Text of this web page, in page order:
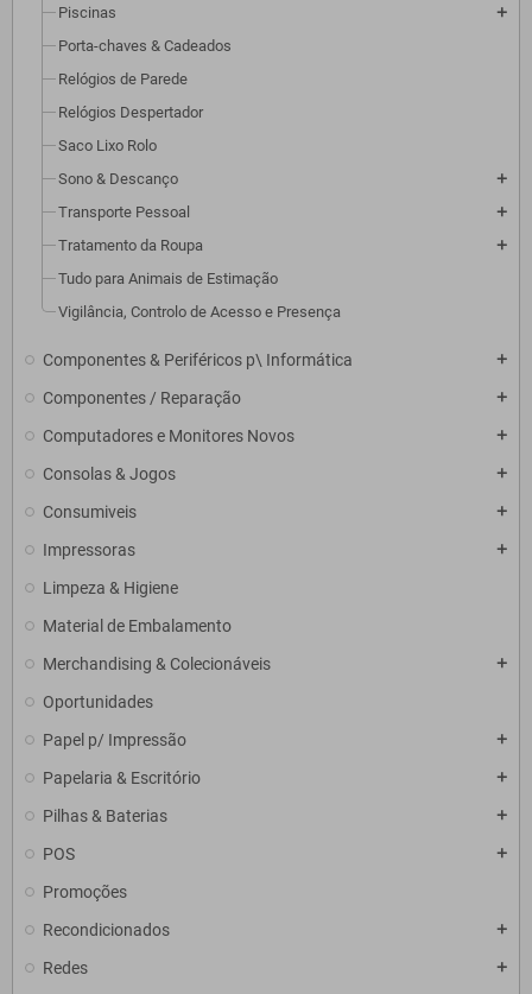
Piscinas
add
Porta-chaves & Cadeados
Relógios de Parede
Relógios Despertador
Saco Lixo Rolo
Sono & Descanço
add
Transporte Pessoal add
Tratamento da Roupa add
Tudo para Animais de Estimação
Vigilância, Controlo de Acesso e Presença
Componentes & Periféricos p\ Informática add
Componentes / Reparação add
Computadores e Monitores Novos add
Consolas & Jogos add
Consumiveis add
Impressoras add
Limpeza & Higiene
Material de Embalamento
Merchandising & Colecionáveis
add
Oportunidades
Papel p/ Impressão
add
Papelaria & Escritório add
Pilhas & Baterias add
POS add
Promoções
Recondicionados
add
Redes add